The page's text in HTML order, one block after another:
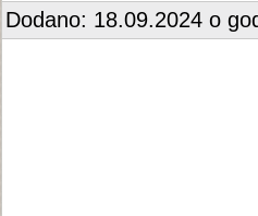
Dodano: 18.09.2024 o